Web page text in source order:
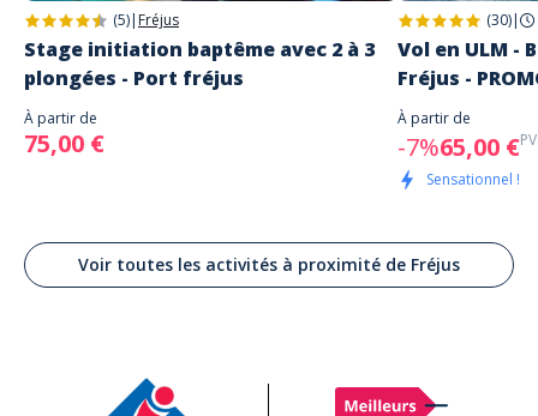
(5)| Fréjus
Stage initiation baptême avec 2 à 3
plongées - Port fréjus
À partir de
75,00 €
(30)|
Vol en ULM -
Fréjus -
À partir de
-7%65,00 €
Sensationnel !
Voir toutes les activités à proximité de Fréjus